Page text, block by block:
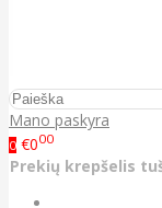
Mano paskyra
0 €000
Prekių krepšelis